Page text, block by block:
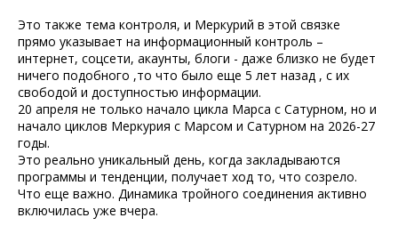
Это также тема контроля, и Меркурий в этой связке
прямо указывает на информационный контроль –
интернет, соцсети, акаунты, блоги - даже близко не будет
ничего подобного ,то что было еще 5 лет назад , с их
свободой и доступностью информации.
20 апреля не только начало цикла Марса с Сатурном, но и
начало циклов Меркурия с Марсом и Сатурном на 2026-27
годы.
Это реально уникальный день, когда закладываются
программы и тенденции, получает ход то, что созрело.
Что еще важно. Динамика тройного соединения активно
включилась уже вчера.